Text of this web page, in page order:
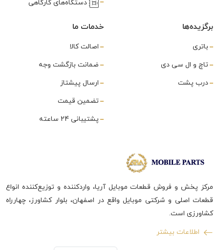
دستگاه‌های کارگاهی
برگزیده‌ها
باتری
تاچ و ال سی دی
درب پشت
خدمات ما
اصالت کالا
ضمانت بازگشت وجه
ارسال پیشتاز
تضمین قیمت
پشتیبانی 24 ساعته
مرکز پخش و فروش قطعات موبایل آریا، واردکننده و توزیع‌کننده انواع
قطعات اصلی و شرکتی موبایل واقع در اصفهان، بلوار کشاورز، چهارراه
کشاورزی است.
اطلاعات بیشتر